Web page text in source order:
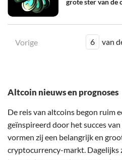
Vorige 6 van
Altcoin nieuws en prognoses
De reis van altcoins begon ruim
geïnspireerd door het succes
vormen zij een belangrijk en
cryptocurrency-markt. Dagelijks